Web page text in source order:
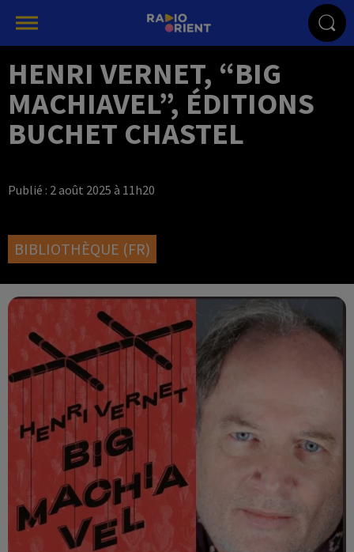
HENRI VERNET, “BIG
MACHIAVEL”, ÉDITIONS
BUCHET CHASTEL
Publié : 2 août 2025 à 11h20
BIBLIOTHÈQUE (FR)